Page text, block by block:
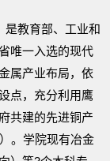
是教育部、工业和
唯一入选的现代
属产业布局，依
点，充分利用鹰
共建的先进铜产
。学院现有冶金